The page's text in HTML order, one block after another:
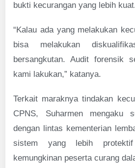
bukti kecurangan yang lebih
“Kalau ada yang melakukan
bisa melakukan
bersangkutan. Audit forensik
kami lakukan,” katanya.
Terkait maraknya tindakan
CPNS, Suharmen mengaku
dengan lintas kementerian
sistem yang lebih
kemungkinan peserta curang